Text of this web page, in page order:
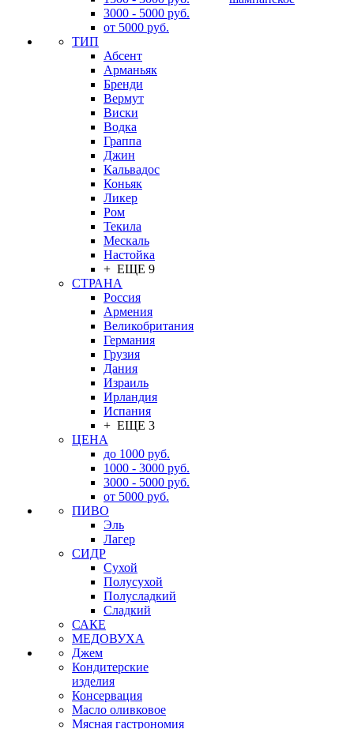
3000 - 5000 руб.
от 5000 руб.
ТИП
Абсент
Арманьяк
Бренди
Вермут
Виски
Водка
Граппа
Джин
Кальвадос
Коньяк
Ликер
Ром
Текила
Мескаль
Настойка
+ ЕЩЕ 9
СТРАНА
Россия
Армения
Великобритания
Германия
Грузия
Дания
Израиль
Ирландия
Испания
+ ЕЩЕ 3
ЦЕНА
до 1000 руб.
1000 - 3000 руб.
3000 - 5000 руб.
от 5000 руб.
ПИВО
Эль
Лагер
СИДР
Сухой
Полусухой
Полусладкий
Сладкий
САКЕ
МЕДОВУХА
Джем
Кондитерские
изделия
Консервация
Масло оливковое
Мясная гастрономия